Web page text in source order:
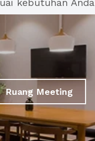
kebutuhan Anda
Ruang Meeting